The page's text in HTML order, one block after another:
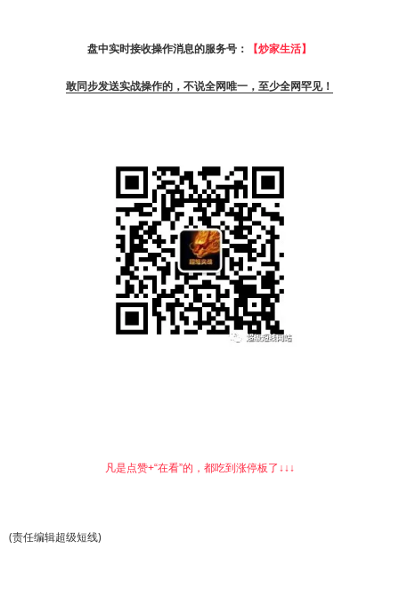
盘中实时接收操作消息的服务号： 【炒家生活】
敢同步发送实战操作的，不说全网唯一，至少全网罕见！
凡是点赞+“在看”的，都吃到涨停板了↓↓↓
(责任编辑超级短线)